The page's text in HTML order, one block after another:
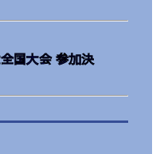
国大会 参加決